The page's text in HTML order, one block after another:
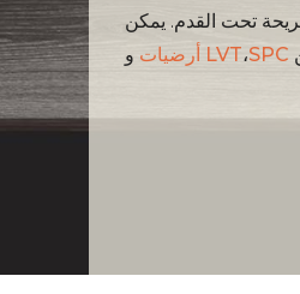
تحت القدم. يمكن
SPC،أرضيات LVT